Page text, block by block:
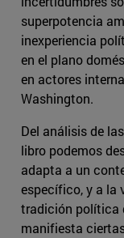
superpotencia
inexperiencia
en el plano
en actores
Washington.
Del análisis de
libro podemos
adapta a un
específico, y a la
tradición política
manifiesta